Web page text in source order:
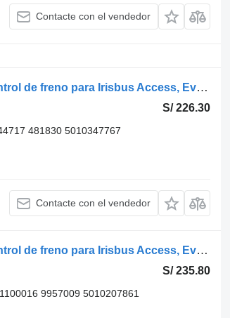
Contacte con el vendedor
Knorr-Bremse otro (01.05-) 0501100014 válvula de control de freno para Irisbus Access, Evadys, Axer, Karosa, Recreo, Domino, Agora, Citelis, Eurorider (1999-) autobús
S/ 226.30
481830 5010347767
Contacte con el vendedor
Knorr-Bremse otro (01.05-) 0501100041 válvula de control de freno para Irisbus Access, Evadys, Axer, Karosa, Recreo, Domino, Agora, Citelis, Eurorider (1999-) autobús
S/ 235.80
9957009 5010207861